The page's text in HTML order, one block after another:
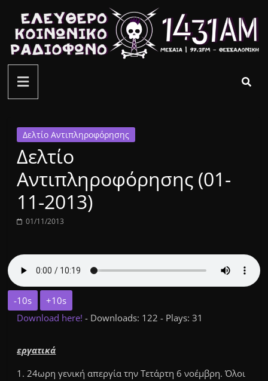
περιεχόμενο
ελεύθερο
κοινωνικό
ραδιόφωνο
1431AM
Δελτίο Αντιπληροφόρησης
Δελτίο
Αντιπληροφόρησης (01-
11-2013)
01/11/2013
-10s
+10s
Download here!- Downloads: 122 - Plays: 31
εργατικά
1. 24ωρη γενική απεργία την Τετάρτη 6 νοέμβρη. Όλοι